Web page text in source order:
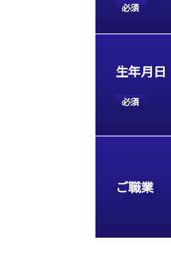
必須
生年月日
必須
ご職業